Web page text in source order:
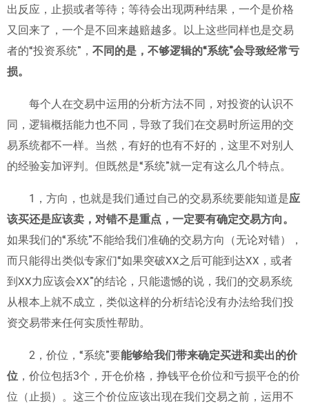
出反应，止损或者等待；等待会出现两种结果，一个是价格
又回来了，一个是不回来越赔越多。以上这些同样也是交易
者的“投资系统”， 不同的是，不够逻辑的“系统”会导致经常亏
损。
每个人在交易中运用的分析方法不同，对投资的认识不
同，逻辑概括能力也不同，导致了我们在交易时所运用的交
易系统都不一样。当然，有好的也有不好的，这里不对别人
的经验妄加评判。但既然是“系统”就一定有这么几个特点。
1，方向，也就是我们通过自己的交易系统要能知道是应
该买还是应该卖，对错不是重点，一定要有确定交易方向。
如果我们的“系统”不能给我们准确的交易方向（无论对错），
而只能得出类似专家们“如果突破XX之后可能到达XX，或者
到XX力应该会XX”的结论，只能遗憾的说，我们的交易系统
从根本上就不成立，类似这样的分析结论没有办法给我们投
资交易带来任何实质性帮助。
2，价位，“系统”要能够给我们带来确定买进和卖出的价
位 ，价位包括3个，开仓价格，挣钱平仓价位和亏损平仓的价
位（止损）。这三个价位应该出现在我们交易之前，运用不